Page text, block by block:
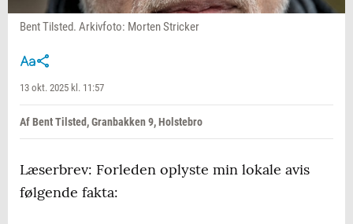
Bent Tilsted. Arkivfoto: Morten Stricker
13 okt. 2025 kl. 11:57
Af Bent Tilsted, Granbakken 9, Holstebro
Læserbrev: Forleden oplyste min lokale avis
følgende fakta: